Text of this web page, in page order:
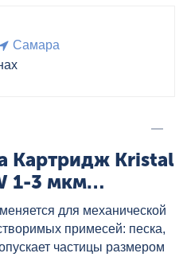
Самара
Картридж Kristal
1-3 мкм
нить) PPW-10
для механической
примесей: песка,
частицы размером